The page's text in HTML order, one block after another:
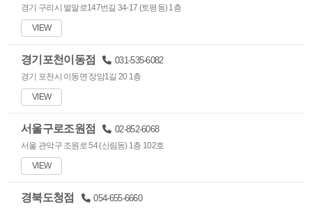
경기 구리시 벌말로147번길 34-17 (토평동) 1층
VIEW
경기포천이동점 031-535-6082
경기 포천시 이동면 장암1길 20 1층
VIEW
서울구로조원점 02-852-6068
서울 관악구 조원로 54 (신림동) 1층 102호
VIEW
경북도청점 054-655-6660